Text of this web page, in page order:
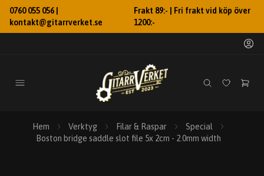
0760 055 056 |
kontakt@gitarrverket.se
Frakt 89:- | Fri frakt vid köp över
1200:-
Hem Verktyg Filar & Raspar
Special
Boston bridge saddle slot file 5x 2cm - 2.0mm width